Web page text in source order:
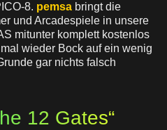
8. pemsa bringt die
und Arcadespiele in unsere
mitunter komplett kostenlos
wieder Bock auf ein wenig
gar nichts falsch
12 Gates“